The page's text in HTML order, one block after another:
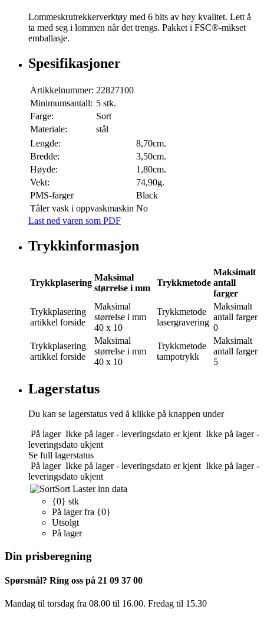
Lommeskrutrekkerverktøy med 6 bits av høy kvalitet. Lett å
ta med seg i lommen når det trengs. Pakket i FSC®-mikset
emballasje.
Spesifikasjoner
Artikkelnummer: 22827100
Minimumsantall: 5 stk.
Farge:
Sort
Materiale:
stål
Lengde:
8,70cm.
Bredde:
3,50cm.
Høyde:
1,80cm.
Vekt:
74,90g.
PMS-farger
Black
Tåler vask i oppvaskmaskin No
Last ned varen som PDF
Trykkinformasjon
Trykkplasering
Maksimal
størrelse i mm
Trykkmetode
Maksimalt
antall
farger
Trykkplasering
artikkel forside
Maksimal
størrelse i mm
40 x 10
Trykkmetode
lasergravering
Maksimalt
antall farger
0
Trykkplasering
artikkel forside
Maksimal
størrelse i mm
40 x 10
Trykkmetode
tampotrykk
Maksimalt
antall farger
5
Lagerstatus
Du kan se lagerstatus ved å klikke på knappen under
På lager Ikke på lager - leveringsdato er kjent Ikke på lager -
leveringsdato ukjent
Se full lagerstatus
På lager Ikke på lager - leveringsdato er kjent Ikke på lager -
leveringsdato ukjent
Sort Laster inn data
{0} stk
På lager fra {0}
Utsolgt
På lager
Din prisberegning
Spørsmål? Ring oss på 21 09 37 00
Mandag til torsdag ​​fra 08.00 til 16.00. Fredag til 15.30